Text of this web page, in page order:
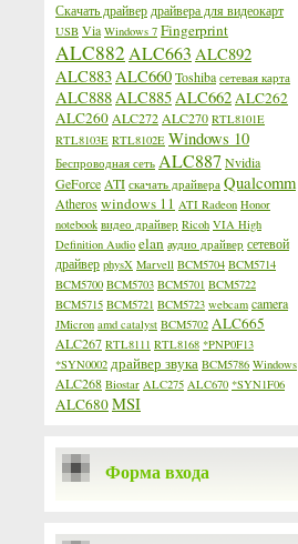
Скачать драйвер драйвера для видеокарт
USB Via Windows 7 Fingerprint
ALC882 ALC663 ALC892
ALC883ALC660Toshiba сетевая карта
ALC888ALC885ALC662ALC262
ALC260 ALC272 ALC270 RTL8101E
RTL8103E RTL8102E Windows 10
Беспроводная сеть ALC887 Nvidia
GeForce ATI скачать драйвера Qualcomm
Atheroswindows 11 ATI Radeon Honor
notebook видео драйвер Ricoh VIA High
Definition Audio elan аудио драйвер сетевой
драйвер physX Marvell BCM5704 BCM5714
BCM5700 BCM5703 BCM5701 BCM5722
BCM5715 BCM5721 BCM5723 webcam camera
JMicron amd catalyst BCM5702 ALC665
ALC267 RTL8111 RTL8168 *PNP0F13
*SYN0002 драйвер звука BCM5786 Windows
ALC268 Biostar ALC275 ALC670 *SYN1F06
ALC680MSI
Форма входа